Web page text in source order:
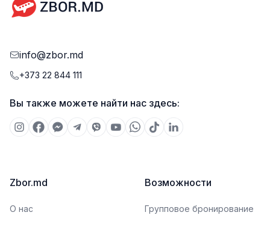
info@zbor.md
+373 22 844 111
Вы также можете найти нас здесь:
Zbor.md
О нас
Возможности
Групповое бронирование